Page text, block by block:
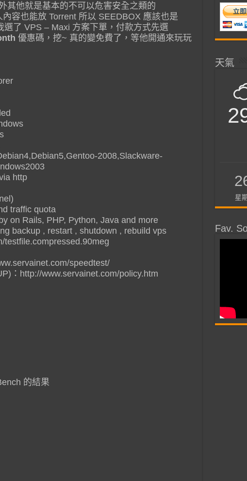
其他就是基本的不可以危害安全之類的
容也能放 Torrent 所以 SEEDBOX 應該也是
選了 VPS – Maxi 方案下單，付款方式先選
優惠碼，挖~ 真的變免費了，等他開通來玩玩
2008,Slackware-
http
traffic quota
on Rails, PHP, Python, Java and more
backup , restart , shutdown , rebuild vps
testfile.compressed.90meg
speedtest/
：http://www.servainet.com/policy.htm
的結果
天氣
星
Fav.